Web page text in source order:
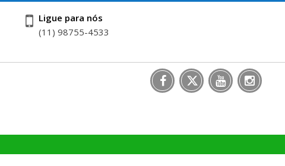
Ligue para nós
(11) 98755-4533